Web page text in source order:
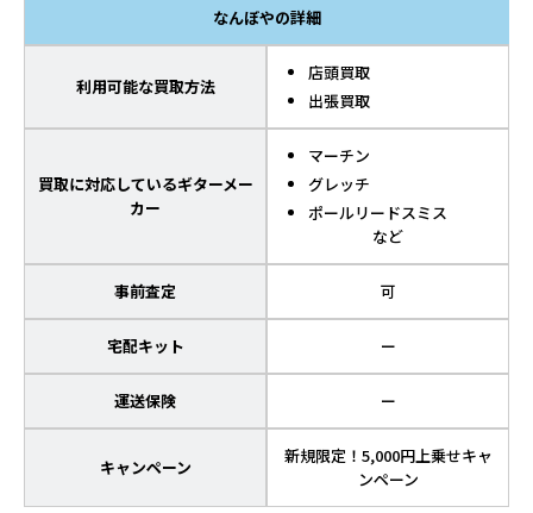
なんぼやの詳細
利用可能な買取方法
店頭買取
出張買取
買取に対応しているギターメー
カー
マーチン
グレッチ
ポールリードスミス
など
事前査定 可
宅配キット ー
運送保険 ー
キャンペーン
新規限定！5,000円上乗せキャ
ンペーン